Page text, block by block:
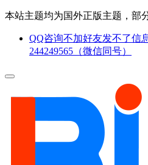
本站主题均为国外正版主题，部
QQ咨询不加好友发不了信
244249565（微信同号）